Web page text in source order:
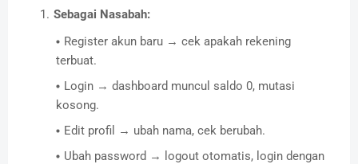
Sebagai Nasabah:
Register akun baru → cek apakah rekening
terbuat.
Login → dashboard muncul saldo 0, mutasi
kosong.
Edit profil → ubah nama, cek berubah.
Ubah password → logout otomatis, login dengan